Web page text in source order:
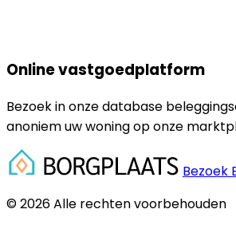
Online vastgoedplatform
Bezoek in onze database
anoniem uw woning op onze
Bezoek
© 2026 Alle rechten voorbehouden